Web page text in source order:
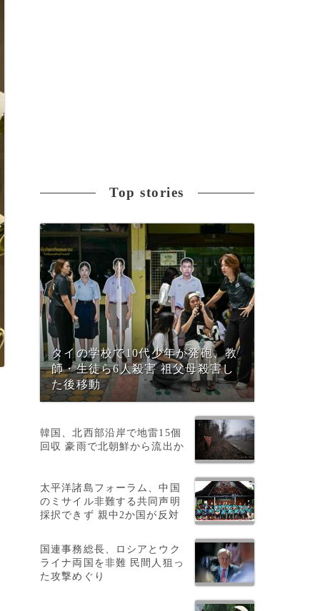
Top stories
タイの学校で10代少年が発砲、教
師・生徒ら6人殺害 祖父母殺害し
た後移動
韓国、北西部沿岸で地雷15個
回収 豪雨で北朝鮮から流出か
太平洋諸島フォーラム、中国
のミサイル非難する共同声明
採択できず 親中2か国が反対
国連事務総長、ロシアとウク
ライナ両国を非難 民間人狙っ
た攻撃めぐり